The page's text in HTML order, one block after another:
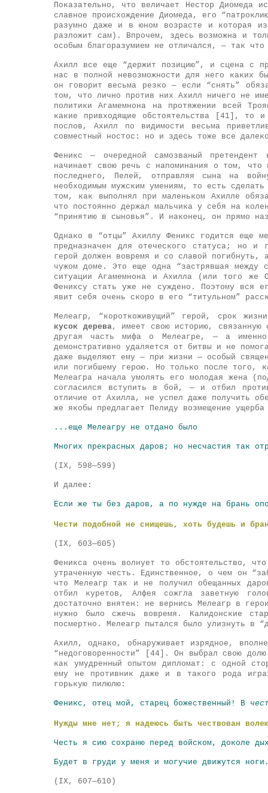
Показательно, что величает Нестор Диомеда
славное происхождение Диомеда, его
разумно даже и в юном возрасте и которая
разложит сам). Впрочем, здесь возможна и
особым благоразумием не отличался, — так
Ахилл все еще “держит позицию”, и сцена с
нас в полной невозможности для него каких
он говорит весьма резко — если “снять”
том, что лично против них Ахилл ничего не
политики Агамемнона на протяжении всей
какие привходящие обстоятельства [41], то
послов, Ахилл по видимости весьма
совместный ностос: но и здесь тоже все
Феникс — очередной самозваный
начинает свою речь с напоминания о том, что
последнего, Пелей, отправляя сына на
необходимым мужским умениям, то есть
том, как выполнял при маленьком Ахилле
что постоянно держал мальчика у себя на
“принятию в сыновья”. И наконец, он прямо
Однако в “отцы” Ахиллу Феникс годится еще
предназначен для отеческого статуса; но и
герой должен вовремя и со славой погибнуть,
чужом доме. Это еще одна “застрявшая между
ситуации Агамемнона и Ахилла (или того
Фениксу стать уже не суждено. Поэтому вся
явит себя очень скоро в его “титульном”
Мелеагр, “короткоживущий” герой, срок
кусок дерева, имеет свою историю, связанную
другая часть мифа о Мелеагре, — а
демонстративно удаляется от битвы и не
даже выделяют ему — при жизни — особый
или погибшему герою. Но только после того,
Мелеагра начала умолять его молодая жена
согласился вступить в бой, — и отбил
отличие от Ахилла, не успел даже получить
же якобы предлагает Пелиду возмещение
...еще Мелеагру не отдано было
Многих прекрасных даров; но несчастия так
(IX, 598—599)
И далее:
Если же ты без даров, а по нужде на брань
Чести подобной не снищешь, хоть будешь и
(IX, 603—605)
Феникса очень волнует то обстоятельство,
утраченную честь. Единственное, о чем он
что Мелеагр так и не получил обещанных
отбил куретов, Алфея сожгла заветную
достаточно внятен: не вернись Мелеагр в
нужно было сжечь вовремя. Калидонские
посмертно. Мелеагр пытался было улизнуть в
Ахилл, однако, обнаруживает изрядное,
“недоговоренности” [44]. Он выбрал свою
как умудренный опытом дипломат: с одной
ему не противник даже и в такого рода
горькую пилюлю:
Феникс, отец мой, старец божественный! В
Нужды мне нет; я надеюсь быть чествован
Честь я сию сохраню перед войском, доколе
Будет в груди у меня и могучие движутся
(IX, 607—610)